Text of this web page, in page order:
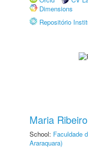
Dimensions
Repositório
Maria
School: Faculdade
Araraquara)